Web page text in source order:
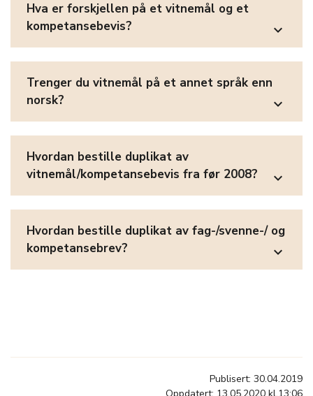
Hva er forskjellen på et vitnemål og et
kompetansebevis?
expand_more
Trenger du vitnemål på et annet språk enn
norsk?
expand_more
Hvordan bestille duplikat av
vitnemål/kompetansebevis fra før 2008?
expand_more
Hvordan bestille duplikat av fag-/svenne-/ og
kompetansebrev?
expand_more
Publisert: 30.04.2019